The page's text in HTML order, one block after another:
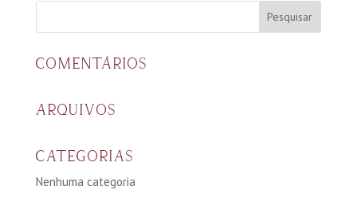
COMENTÁRIOS
ARQUIVOS
CATEGORIAS
Nenhuma categoria